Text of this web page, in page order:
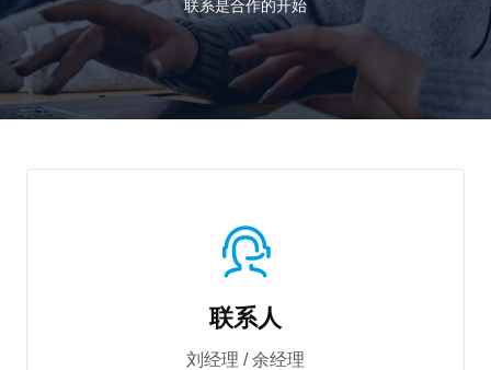
联系是合作的开始
联系人
刘经理 / 余经理